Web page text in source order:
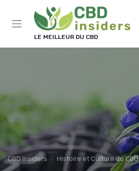
LE MEILLEUR DU CBD
CBD Insiders Histoire et Culture du CBD
Panneau de gestion des cookies